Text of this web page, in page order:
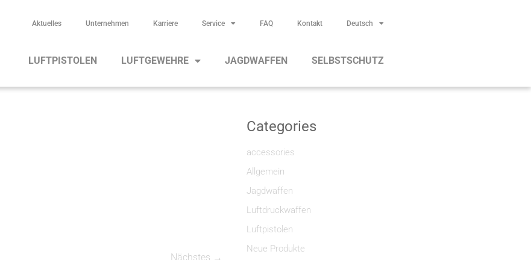
Aktuelles Unternehmen Karriere Service FAQ Kontakt Deutsch
LUFTPISTOLEN LUFTGEWEHRE JAGDWAFFEN SELBSTSCHUTZ
Nächstes →
Categories
accessories
Allgemein
Jagdwaffen
Luftdruckwaffen
Luftpistolen
Neue Produkte